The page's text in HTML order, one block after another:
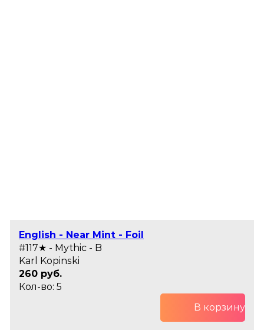
English - Near Mint - Foil
#117★ - Mythic - B
Karl Kopinski
260 руб.
Кол-во: 5
В корзину